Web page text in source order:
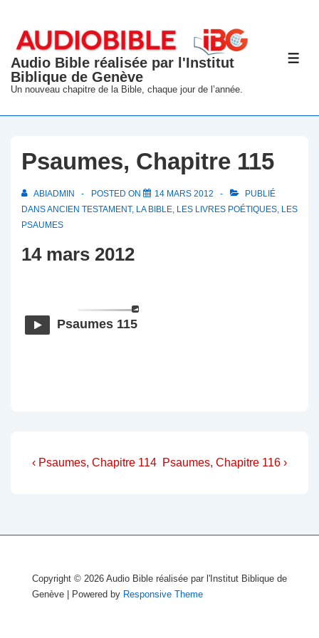
passer
contenu
principal
Audio Bible réalisée par l'Institut
Biblique de Genève
Un nouveau chapitre de la Bible, chaque jour de l’année.
Psaumes, Chapitre 115
ABIADMIN POSTED ON 14 MARS 2012
PUBLIÉ
DANSANCIEN TESTAMENT, LA BIBLE, LES LIVRES POÉTIQUES, LES
PSAUMES
14 mars 2012
Psaumes 115
Navigation
Previous
‹ Psaumes, Chapitre 114 Next
Psaumes, Chapitre 116 ›
Copyright © 2026 Audio Bible réalisée par l'Institut Biblique de
Genève
| Powered by Responsive Theme